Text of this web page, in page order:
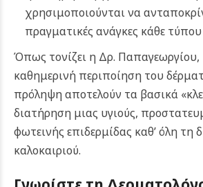
χρησιμοποιούνται να
πραγματικές ανάγκες κάθε
Όπως τονίζει η Δρ. Παπαγεωργίου,
καθημερινή περιποίηση του
πρόληψη αποτελούν τα βασικά
διατήρηση μιας υγιούς,
φωτεινής επιδερμίδας καθ’ όλη τη
καλοκαιριού.